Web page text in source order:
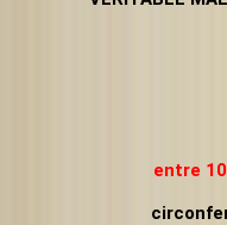
entre